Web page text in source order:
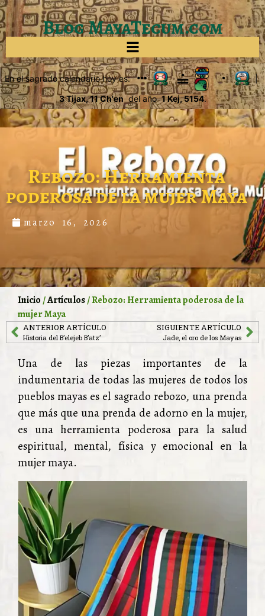
Blog MayaTecum.com
En el sagrado calendario hoy es:
|
3 Tijax, 11 Ch'endel año1 Kej, 5154.
Rebozo: Herramienta
poderosa de la mujer Maya
marzo 16, 2026
Inicio/Artículos/ Rebozo: Herramienta poderosa de la
mujer Maya
ANTERIOR ARTÍCULO
Historia del B’elejeb B’atz’
SIGUIENTE ARTÍCULO
Jade, el oro de los Mayas
Una de las piezas importantes de la
indumentaria de todas las mujeres de todos los
pueblos mayas es el sagrado rebozo, una prenda
que más que una prenda de adorno en la mujer,
es una herramienta poderosa para la salud
espiritual, mental, física y emocional en la
mujer maya.